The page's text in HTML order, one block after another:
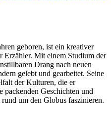
geboren, ist ein kreativer
Erzähler. Mit einem Studium der
Drang nach neuen
gelebt und gearbeitet. Seine
der Kulturen, die er
packenden Geschichten und
um den Globus faszinieren.